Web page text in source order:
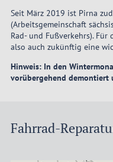
Seit März 2019 ist Pirna
(Arbeitsgemeinschaft
Rad- und Fußverkehrs).
also auch zukünftig eine
Hinweis: In den
vorübergehend demontiert
Fahrrad-